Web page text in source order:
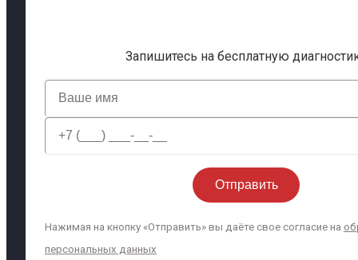
Запишитесь на бесплатную
Нажимая на кнопку «Отправить» вы даёте свое согласие на
персональных данных